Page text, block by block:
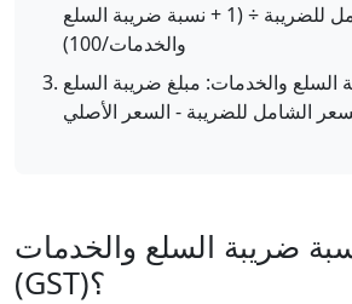
السعر الشامل للضريبة ÷ (1 + نسبة ضريبة السلع
والخدمات/100)
والخدمات: مبلغ ضريبة السلع
الشامل للضريبة - السعر الأصلي
ضريبة السلع والخدمات
(GST)؟